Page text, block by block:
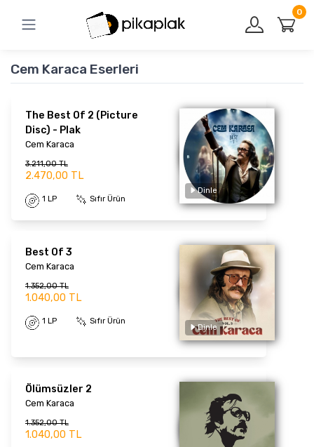
0
Cem Karaca Eserleri
The Best Of 2 (Picture
Disc) - Plak
Cem Karaca
3.211,00 TL
2.470,00 TL
1 LP Sıfır Ürün
Best Of 3
Cem Karaca
1.352,00 TL
1.040,00 TL
1 LP Sıfır Ürün
Dinle
Ölümsüzler 2
Cem Karaca
1.352,00 TL
1.040,00 TL